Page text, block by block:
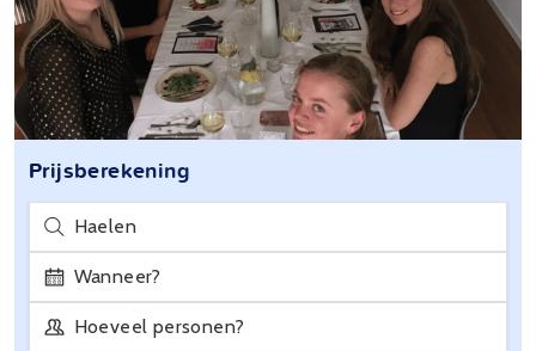
Prijsberekening
Haelen
Wanneer?
Hoeveel personen?